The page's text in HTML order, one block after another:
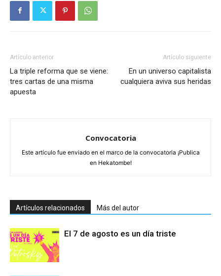
Artículo anterior
La triple reforma que se viene:
tres cartas de una misma
apuesta
Artículo siguiente
En un universo capitalista
cualquiera aviva sus heridas
Convocatoria
Este artículo fue enviado en el marco de la convocatoria ¡Publica
en Hekatombe!
Artículos relacionados Más del autor
El 7 de agosto es un día triste